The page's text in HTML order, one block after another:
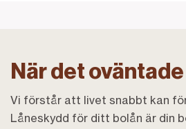
När det
Vi förstår att livet snabbt kan
Låneskydd för ditt bolån är din